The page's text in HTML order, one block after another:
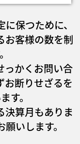
保つために、
お客様の数を制
っかくお問い合
お断りせざるを
す。
決算月もありま
いします。